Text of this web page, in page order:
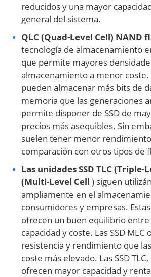
reducidos y una mayor
general del sistema.
QLC (Quad-Level Cell) NAND
tecnología de almacenamiento
que permite mayores
almacenamiento a menor coste.
pueden almacenar más bits de
memoria que las generaciones
permite disponer de SSD de
precios más asequibles. Sin
suelen tener menor
comparación con otros tipos de
Las unidades SSD TLC (Triple-
(Multi-Level Cell ) siguen
ampliamente en el
consumidores y empresas.
ofrecen un buen equilibrio
capacidad y coste. Las SSD
resistencia y rendimiento que
coste más elevado. Las SSD
ofrecen mayor capacidad y